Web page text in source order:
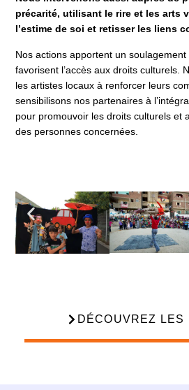
précarité, utilisant le rire et les arts
l’estime de soi et retisser les liens
Nos actions apportent un
favorisent l’accès aux droits culturels.
les artistes locaux à renforcer leurs
sensibilisons nos partenaires à
pour promouvoir les droits culturels et
des personnes concernées.
DÉCOUVREZ LES